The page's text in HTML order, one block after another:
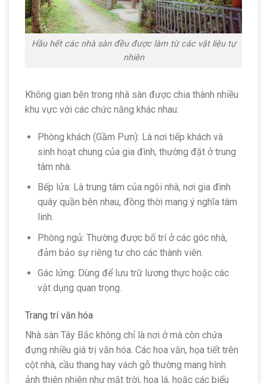
Hầu hết các nhà sàn đều được làm từ các vật liệu tự
nhiên
Không gian bên trong nhà sàn được chia thành nhiều
khu vực với các chức năng khác nhau:
Phòng khách (Gầm Pưn): Là nơi tiếp khách và
sinh hoạt chung của gia đình, thường đặt ở trung
tâm nhà.
Bếp lửa: Là trung tâm của ngôi nhà, nơi gia đình
quây quần bên nhau, đồng thời mang ý nghĩa tâm
linh.
Phòng ngủ: Thường được bố trí ở các góc nhà,
đảm bảo sự riêng tư cho các thành viên.
Gác lửng: Dùng để lưu trữ lương thực hoặc các
vật dụng quan trọng.
Trang trí văn hóa
Nhà sàn Tây Bắc không chỉ là nơi ở mà còn chứa
đựng nhiều giá trị văn hóa. Các hoa văn, họa tiết trên
cột nhà, cầu thang hay vách gỗ thường mang hình
ảnh thiên nhiên như mặt trời, hoa lá, hoặc các biểu